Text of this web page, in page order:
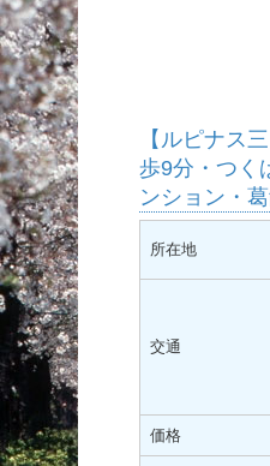
【ルピナス
歩9分・つく
ンション・
所在地
交通
価格